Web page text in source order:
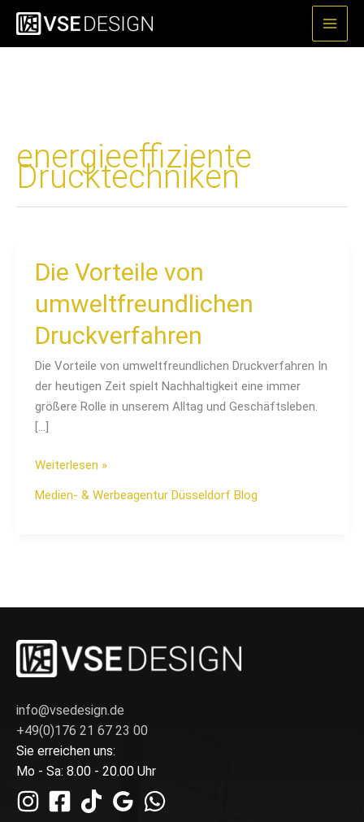
Zum
Inhalt
springen
energieeffiziente
Drucktechniken
Die Vorteile von
umweltfreundlichen
Druckverfahren
Die Vorteile von umweltfreundlichen Druckverfahren In
der heutigen Zeit spielt Nachhaltigkeit eine immer
größere Rolle in unserem Alltag und Geschäftsleben.
[…]
Die
Vorteile
von
umweltfreundlichen
Druckverfahren
Weiterlesen »
Medien- & Werbeagentur Düsseldorf Blog
info@vsedesign.de
+49(0)176 21 67 23 00
Sie erreichen uns:
Mo - Sa: 8.00 - 20.00 Uhr